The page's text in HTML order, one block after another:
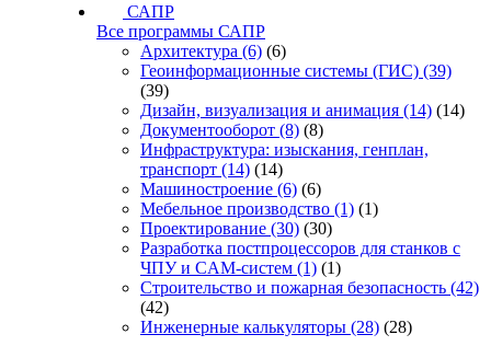
САПР
Все программы САПР
Архитектура (6) (6)
Геоинформационные системы (ГИС) (39)
(39)
Дизайн, визуализация и анимация (14) (14)
Документооборот (8) (8)
Инфраструктура: изыскания, генплан,
транспорт (14) (14)
Машиностроение (6) (6)
Мебельное производство (1) (1)
Проектирование (30) (30)
Разработка постпроцессоров для станков с
ЧПУ и CAM-систем (1) (1)
Строительство и пожарная безопасность (42)
(42)
Инженерные калькуляторы (28) (28)